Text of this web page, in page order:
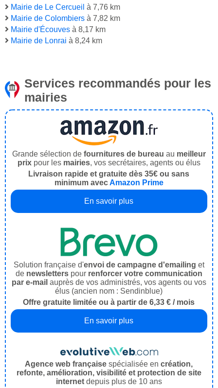
Mairie de Le Cercueil à 7,76 km
Mairie de Colombiers à 7,82 km
Mairie d'Écouves à 8,17 km
Mairie de Lonrai à 8,24 km
Services recommandés pour les
mairies
Grande sélection de fournitures de bureau au meilleur
prix pour les mairies, vos secrétaires, agents ou élus
Livraison rapide et gratuite dès 35€ ou sans
minimum avecAmazon Prime
En savoir plus
Solution française d'envoi de campagne d'emailing et
de newsletters pour renforcer votre communication
par e-mail auprès de vos administrés, vos agents ou vos
élus (ancien nom : Sendinblue)
Offre gratuite limitée ou à partir de 6,33 € / mois
En savoir plus
Agence web française spécialisée encréation,
refonte, amélioration, visibilité et protection de site
internet depuis plus de 10 ans